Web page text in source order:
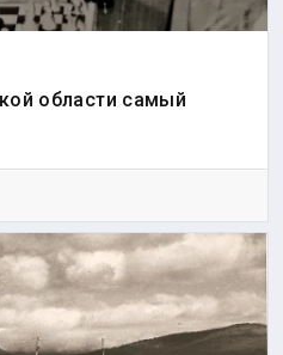
области самый